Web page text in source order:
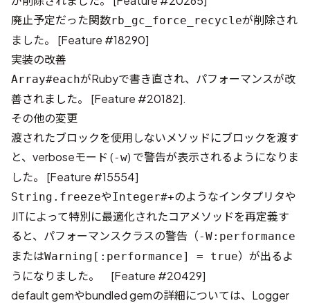
廃止予定だった関数rb_gc_force_recycleが削除され
ました。 [Feature #18290]
実装の改善
Array#eachがRubyで書き直され、パフォーマンスが改
善されました。 [Feature #20182].
その他の変更
渡されたブロックを使用しないメソッドにブロックを渡す
と、verboseモード (-w) で警告が表示されるようになりま
した。 [Feature #15554]
String.freezeやInteger#+のようなインタプリタや
JITによって特別に最適化されたコアメソッドを再定義す
ると、パフォーマンスクラスの警告（-W:performance
またはWarning[:performance] = true）が出るよ
うになりました。 [Feature #20429]
default gemやbundled gemの詳細については、 Logger